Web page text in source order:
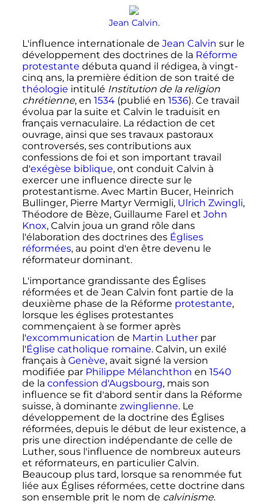
Jean Calvin.
L'influence internationale de Jean Calvin sur le
développement des doctrines de la Réforme
protestante débuta quand il rédigea, à vingt-
cinq ans, la première édition de son traité de
théologie intitulé Institution de la religion
chrétienne, en 1534(publié en 1536). Ce travail
évolua par la suite et Calvin le traduisit en
français vernaculaire. La rédaction de cet
ouvrage, ainsi que ses travaux pastoraux
controversés, ses contributions aux
confessions de foi et son important travail
d'exégèse biblique, ont conduit Calvin à
exercer une influence directe sur le
protestantisme. Avec Martin Bucer, Heinrich
Bullinger, Pierre Martyr Vermigli, Ulrich Zwingli,
Théodore de Bèze, Guillaume Farel et John
Knox, Calvin joua un grand rôle dans
l'élaboration des doctrines des Églises
réformées, au point d'en être devenu le
réformateur dominant.
L'importance grandissante des Églises
réformées et de Jean Calvin font partie de la
deuxième phase de la Réforme protestante,
lorsque les églises protestantes
commençaient à se former après
l'excommunication de Martin Lutherpar
l'Église catholique romaine. Calvin, un exilé
français à Genève, avait signé la version
modifiée par Philippe Mélanchthon en 1540
de la confession d'Augsbourg, mais son
influence se fit d'abord sentir dans la Réforme
suisse, à dominante zwinglienne. Le
développement de la doctrine des Églises
réformées, depuis le début de leur existence, a
pris une direction indépendante de celle de
Luther, sous l'influence de nombreux auteurs
et réformateurs, en particulier Calvin.
Beaucoup plus tard, lorsque sa renommée fut
liée aux Églises réformées, cette doctrine dans
son ensemble prit le nom de calvinisme.